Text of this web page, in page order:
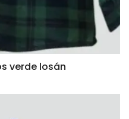
verde losán